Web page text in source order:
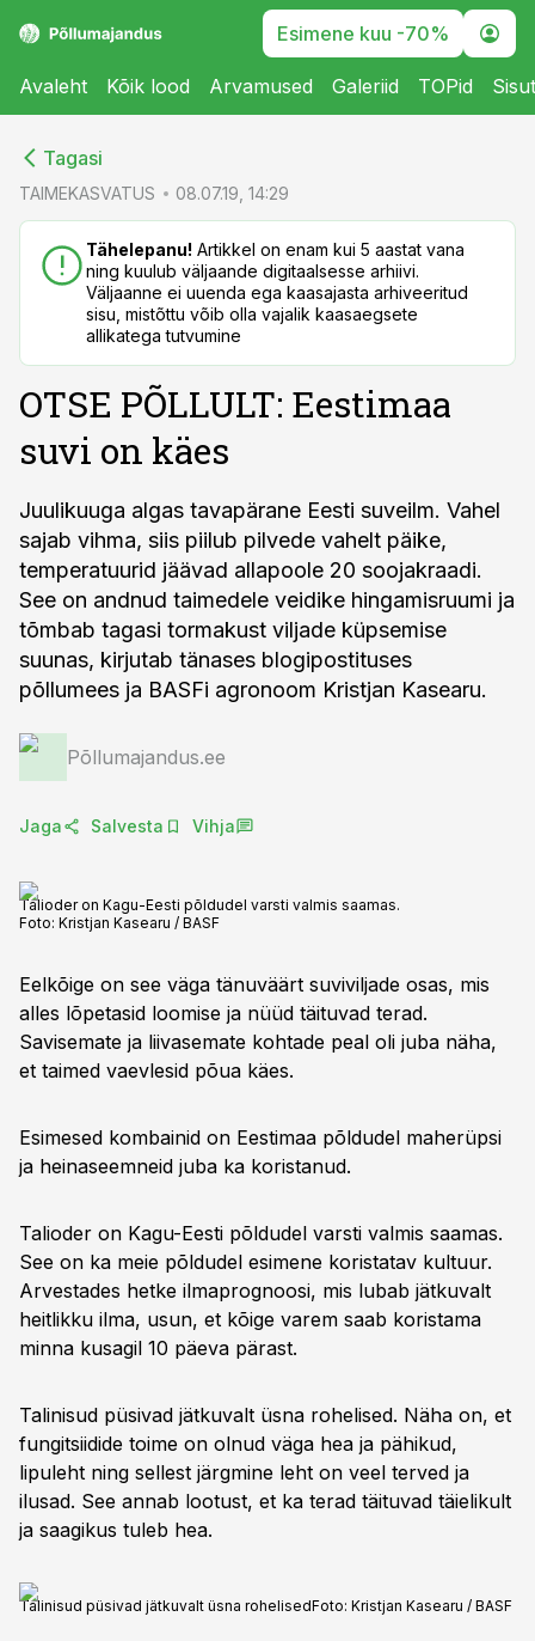
Esimene kuu -70%
Avaleht Kõik lood Arvamused Galeriid TOPid
Tagasi
TAIMEKASVATUS 08.07.19, 14:29
Tähelepanu! Artikkel on enam kui 5 aastat vana
ning kuulub väljaande digitaalsesse arhiivi.
Väljaanne ei uuenda ega kaasajasta arhiveeritud
sisu, mistõttu võib olla vajalik kaasaegsete
allikatega tutvumine
OTSE PÕLLULT: Eestimaa
suvi on käes
Juulikuuga algas tavapärane Eesti suveilm. Vahel
sajab vihma, siis piilub pilvede vahelt päike,
temperatuurid jäävad allapoole 20 soojakraadi.
See on andnud taimedele veidike hingamisruumi ja
tõmbab tagasi tormakust viljade küpsemise
suunas, kirjutab tänases blogipostituses
põllumees ja BASFi agronoom Kristjan Kasearu.
Põllumajandus.ee
Jaga Salvesta Vihja
Talioder on Kagu-Eesti põldudel varsti valmis saamas.
Foto: Kristjan Kasearu / BASF
Eelkõige on see väga tänuväärt suviviljade osas, mis
alles lõpetasid loomise ja nüüd täituvad terad.
Savisemate ja liivasemate kohtade peal oli juba näha,
et taimed vaevlesid põua käes.
Esimesed kombainid on Eestimaa põldudel maherüpsi
ja heinaseemneid juba ka koristanud.
Talioder on Kagu-Eesti põldudel varsti valmis saamas.
See on ka meie põldudel esimene koristatav kultuur.
Arvestades hetke ilmaprognoosi, mis lubab jätkuvalt
heitlikku ilma, usun, et kõige varem saab koristama
minna kusagil 10 päeva pärast.
Talinisud püsivad jätkuvalt üsna rohelised. Näha on, et
fungitsiidide toime on olnud väga hea ja pähikud,
lipuleht ning sellest järgmine leht on veel terved ja
ilusad. See annab lootust, et ka terad täituvad täielikult
ja saagikus tuleb hea.
Talinisud püsivad jätkuvalt üsna rohelisedFoto: Kristjan Kasearu / BASF